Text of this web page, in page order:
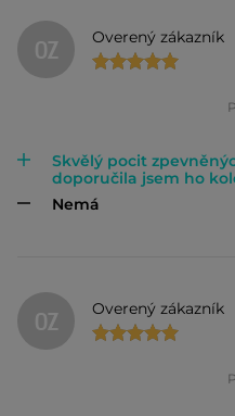
OZ Overený zákazník
Skvělý pocit
doporučila jsem ho
Nemá
OZ Overený zákazník